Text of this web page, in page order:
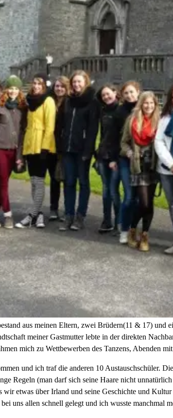
aus meinen Eltern, zwei Brüdern(11 & 17) und
meiner Gastmutter lebte in der direkten
mich zu Wettbewerben des Tanzens, Abenden
und ich traf die anderen 10 Austauschschüler.
Regeln (man darf sich seine Haare nicht
etwas über Irland und seine Geschichte und
uns allen schnell gelegt und ich wusste manchmal